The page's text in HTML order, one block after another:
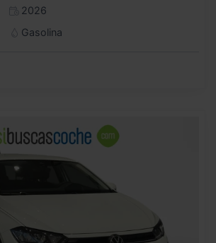
2026
Gasolina